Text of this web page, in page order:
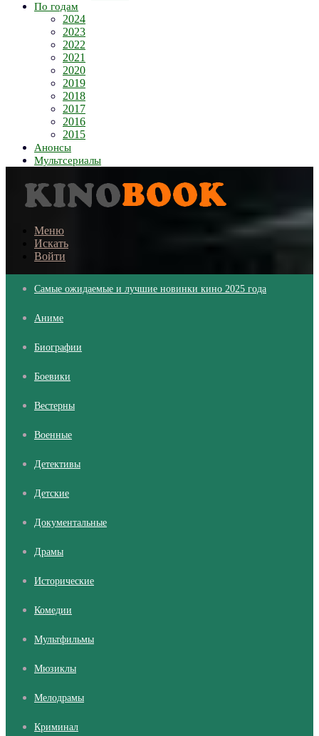
По годам
2024
2023
2022
2021
2020
2019
2018
2017
2016
2015
Анонсы
Мультсериалы
Меню
Искать
Войти
Самые ожидаемые и лучшие новинки кино 2025 года
Аниме
Биографии
Боевики
Вестерны
Военные
Детективы
Детские
Документальные
Драмы
Исторические
Комедии
Мультфильмы
Мюзиклы
Мелодрамы
Криминал